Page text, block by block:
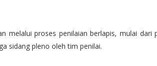
melalui proses penilaian berlapis, mulai dari
sidang pleno oleh tim penilai.